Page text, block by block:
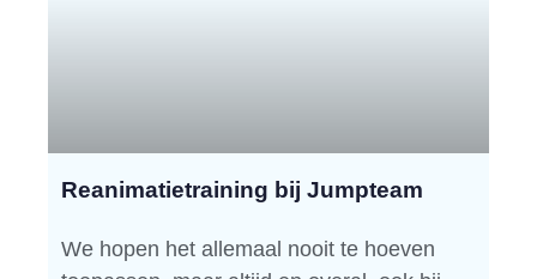
Reanimatietraining bij Jumpteam
We hopen het allemaal nooit te hoeven